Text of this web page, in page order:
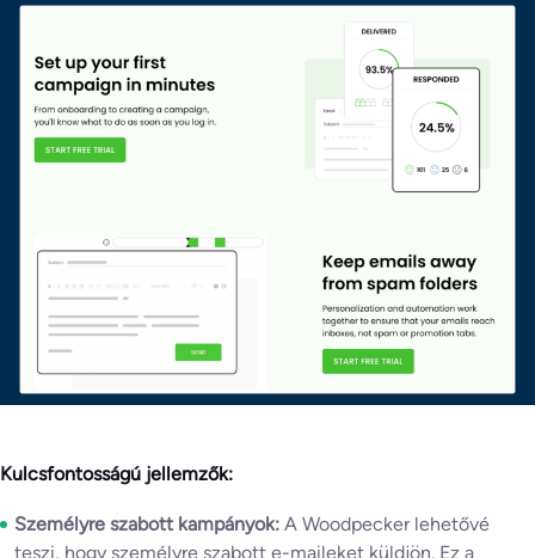
Kulcsfontosságú jellemzők:
Személyre szabott kampányok: A Woodpecker lehetővé
teszi, hogy személyre szabott e-maileket küldjön. Ez a